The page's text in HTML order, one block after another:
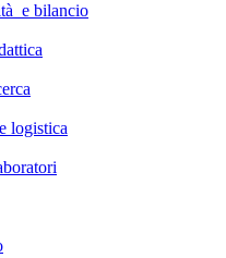
e bilancio
logistica